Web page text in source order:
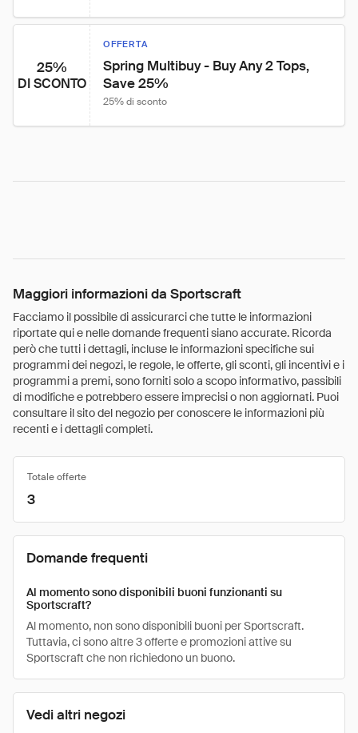
25%
DI SCONTO
OFFERTA
Spring Multibuy - Buy Any 2 Tops,
Save 25%
25% di sconto
Maggiori informazioni da Sportscraft
Facciamo il possibile di assicurarci che tutte le informazioni
riportate qui e nelle domande frequenti siano accurate. Ricorda
però che tutti i dettagli, incluse le informazioni specifiche sui
programmi dei negozi, le regole, le offerte, gli sconti, gli incentivi e i
programmi a premi, sono forniti solo a scopo informativo, passibili
di modifiche e potrebbero essere imprecisi o non aggiornati. Puoi
consultare il sito del negozio per conoscere le informazioni più
recenti e i dettagli completi.
Vedi altri negozi
Totale offerte
3
Domande frequenti
Al momento sono disponibili buoni funzionanti su
Sportscraft?
Al momento, non sono disponibili buoni per Sportscraft.
Tuttavia, ci sono altre 3 offerte e promozioni attive su
Sportscraft che non richiedono un buono.